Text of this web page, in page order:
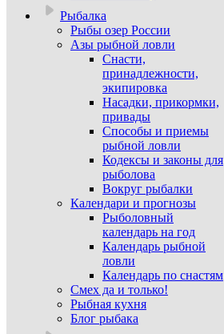
Рыбалка
Рыбы озер России
Азы рыбной ловли
Снасти,
принадлежности,
экипировка
Насадки, прикормки,
привады
Способы и приемы
рыбной ловли
Кодексы и законы для
рыболова
Вокруг рыбалки
Календари и прогнозы
Рыболовный
календарь на год
Календарь рыбной
ловли
Календарь по снастям
Смех да и только!
Рыбная кухня
Блог рыбака